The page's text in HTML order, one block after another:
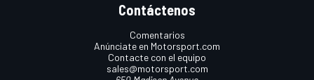
Contáctenos
Comentarios
Anúnciate en Motorsport.com
Contacte con el equipo
sales@motorsport.com